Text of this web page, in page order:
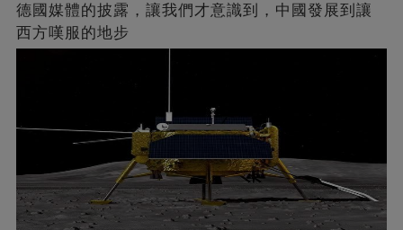
德國媒體的披露，讓我們才意識到，中國發展到讓
西方嘆服的地步